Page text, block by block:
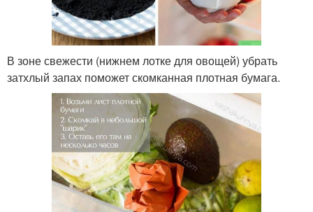
В зоне свежести (нижнем лотке для овощей) убрать
затхлый запах поможет скомканная плотная бумага.